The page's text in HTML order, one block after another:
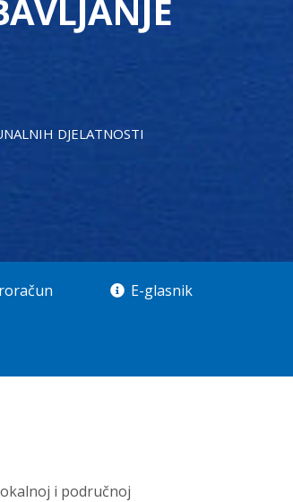
DJELATNOSTI
E-glasnik
i područnoj